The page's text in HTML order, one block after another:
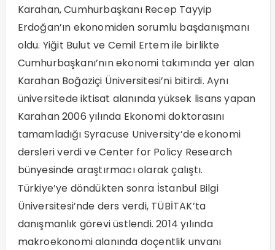
Karahan, Cumhurbaşkanı Recep Tayyip
Erdoğan’ın ekonomiden sorumlu başdanışmanı
oldu. Yiğit Bulut ve Cemil Ertem ile birlikte
Cumhurbaşkanı’nın ekonomi takımında yer alan
Karahan Boğaziçi Üniversitesi’ni bitirdi. Aynı
üniversitede iktisat alanında yüksek lisans yapan
Karahan 2006 yılında Ekonomi doktorasını
tamamladığı Syracuse University’de ekonomi
dersleri verdi ve Center for Policy Research
bünyesinde araştırmacı olarak çalıştı.
Türkiye’ye döndükten sonra İstanbul Bilgi
Üniversitesi’nde ders verdi, TÜBİTAK’ta
danışmanlık görevi üstlendi. 2014 yılında
makroekonomi alanında doçentlik unvanı